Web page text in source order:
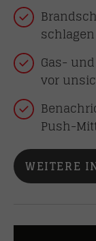
Gas-
vor
Push-
WEITERE